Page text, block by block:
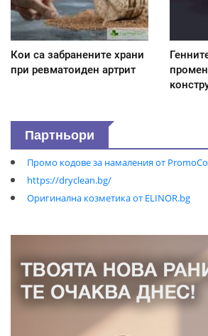
Кои са забранените храни
при ревматоиден артрит
Партньори
Промо кодове за намаления от
https://dryclean.bg/
Оригинална козметика от ELINOR.bg